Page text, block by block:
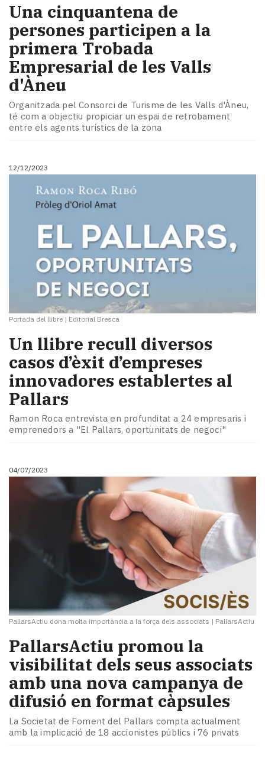
Una cinquantena de
persones participen a la
primera Trobada
Empresarial de les Valls
d'Àneu
Organitzada pel Consorci de Turisme de les Valls d'Àneu,
té com a objectiu propiciar un espai de retrobament
entre els agents turístics de la zona
12/12/2023
Portada del llibre | Editorial Bresca
Un llibre recull diversos
casos d’èxit d’empreses
innovadores establertes al
Pallars
Ramon Roca entrevista en profunditat a 24 empresaris i
emprenedors a "El Pallars, oportunitats de negoci"
04/07/2023
PallarsActiu dona molta importància a la força dels associats | PallarsActiu
PallarsActiu promou la
visibilitat dels seus associats
amb una nova campanya de
difusió en format càpsules
La Societat de Foment del Pallars compta actualment
amb la implicació de 18 accionistes públics i 76 privats